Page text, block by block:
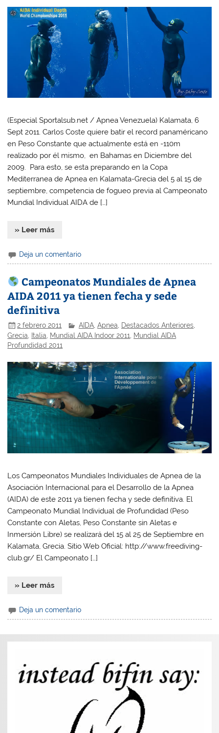
(Especial Sportalsub.net / Apnea Venezuela) Kalamata, 6
Sept 2011. Carlos Coste quiere batir el record panaméricano
en Peso Constante que actualmente está en -110m
realizado por él mismo, en Bahamas en Diciembre del
2009. Para esto, se esta preparando en la Copa
Mediterranea de Apnea en Kalamata-Grecia del 5 al 15 de
septiembre, competencia de fogueo previa al Campeonato
Mundial Individual AIDA de […]
» Leer más
Deja un comentario
Campeonatos Mundiales de Apnea
AIDA 2011 ya tienen fecha y sede
definitiva
2 febrero 2011 AIDA ,Apnea Destacados Anteriores
Grecia
Italia Mundial AIDA Indoor 2011
Mundial AIDA
Profundidad 2011
Los Campeonatos Mundiales Individuales de Apnea de la
Asociación Internacional para el Desarrollo de la Apnea
(AIDA) de este 2011 ya tienen fecha y sede definitiva. El
Campeonato Mundial Individual de Profundidad (Peso
Constante con Aletas, Peso Constante sin Aletas e
Inmersión Libre) se realizará del 15 al 25 de Septiembre en
Kalamata, Grecia. Sitio Web Oficial: http://www.freediving-
club.gr/ El Campeonato […]
» Leer más
Deja un comentario